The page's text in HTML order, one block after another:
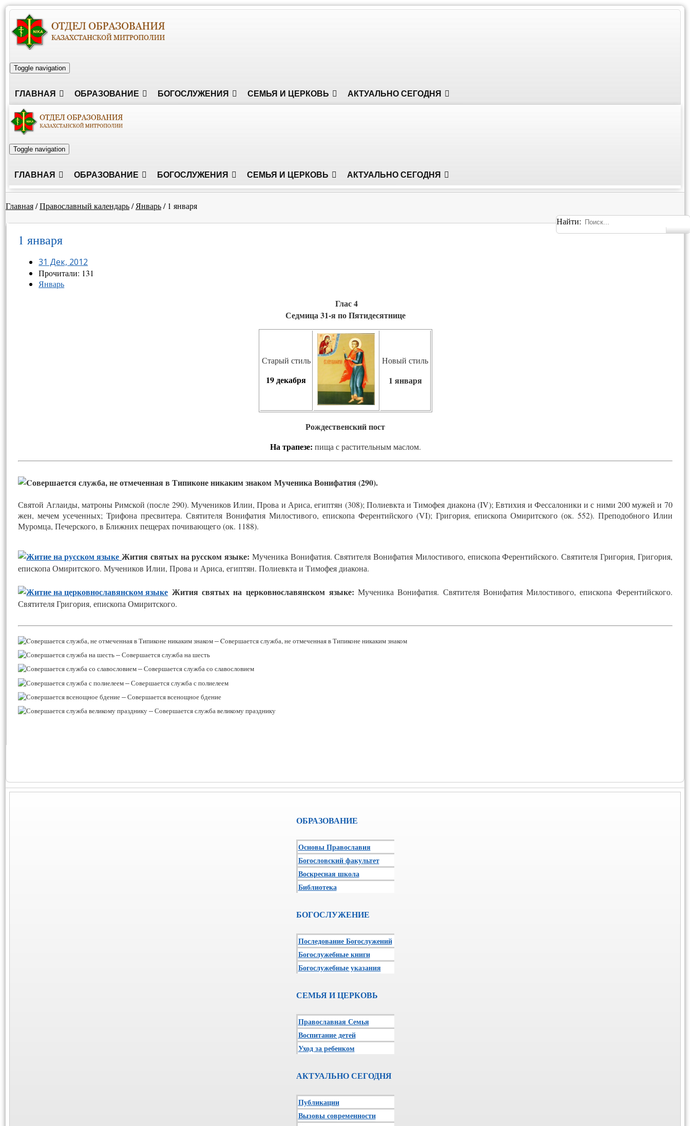
Toggle navigation
ГЛАВНАЯ ОБРАЗОВАНИЕ БОГОСЛУЖЕНИЯ СЕМЬЯ И ЦЕРКОВЬ АКТУАЛЬНО СЕГОДНЯ
Toggle navigation
ГЛАВНАЯ ОБРАЗОВАНИЕ БОГОСЛУЖЕНИЯ СЕМЬЯ И ЦЕРКОВЬ АКТУАЛЬНО СЕГОДНЯ
Главная/Православный календарь/ Январь/ 1 января
Найти:
1 января
31 Дек, 2012
Прочитали: 131
Январь
Глас 4
Седмица 31-я по Пятидесятнице
Старый стиль
19 декабря
Новый стиль
1 января
Рождественский пост
На тра­пезе: пи­ща с рас­ти­тель­ным мас­лом.
Мученика Вонифатия (290).
Святой Аглаиды, матроны Римской (после 290). Мучеников Илии, Прова и Ариса, египтян (308); Полиевкта и Тимофея диакона (IV); Евтихия и Фессалоники и с ними 200 мужей и 70
жен, мечем усеченных; Трифона пресвитера. Святителя Вонифатия Милостивого, епископа Ферентийского (VI); Григория, епископа Омиритского (ок. 552). Преподобного Илии
Муромца, Печерского, в Ближних пещерах почивающего (ок. 1188).
Жития святых на русском языке: Мученика Вонифатия. Святителя Вонифатия Милостивого, епископа Ферентийского. Святителя Григория, Григория,
епископа Омиритского. Мучеников Илии, Прова и Ариса, египтян. Полиевкта и Тимофея диакона.
Жития святых на церковнославянском языке:Мученика Вонифатия. Святителя Вонифатия Милостивого, епископа Ферентийского.
Святителя Григория, епископа Омиритского.
–Cовершается служба, не отмеченная в Типиконе никаким знаком
–Совершается служба на шесть
–Совершается служба со славословием
–Совершается служба с полиелеем
–Совершается всенощное бдение
–Совершается служба великому празднику
ОБРАЗОВАНИЕ
Основы Православия
Богословский факультет
Воскресная школа
Библиотека
БОГОСЛУЖЕНИЕ
Последование Богослужений
Богослужебные книги
Богослужебные указания
СЕМЬЯ И ЦЕРКОВЬ
Православная Семья
Воспитание детей
Уход за ребенком
АКТУАЛЬНО СЕГОДНЯ
Публикации
Вызовы современности